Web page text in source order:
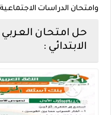
وامتحان الدراسات
حل امتحان
الابتدائي :